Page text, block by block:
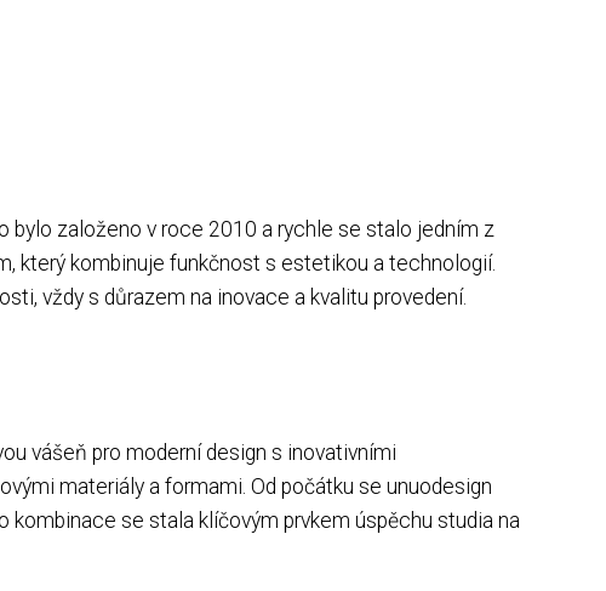
bylo založeno v roce 2010 a rychle se stalo jedním z
který kombinuje funkčnost s estetikou a technologií.
vždy s důrazem na inovace a kvalitu provedení.
vášeň pro moderní design s inovativními
materiály a formami. Od počátku se unuodesign
se stala klíčovým prvkem úspěchu studia na